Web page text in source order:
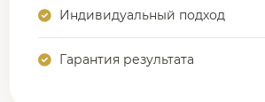
Индивидуальный подход
Гарантия результата